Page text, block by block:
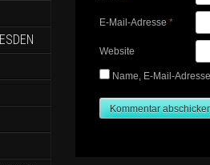
E-Mail-Adresse *
Website
Name, E-Mail-